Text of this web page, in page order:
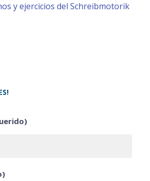
y ejercicios del Schreibmotorik